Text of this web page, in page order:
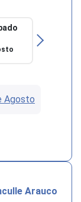
Agosto
Arauco